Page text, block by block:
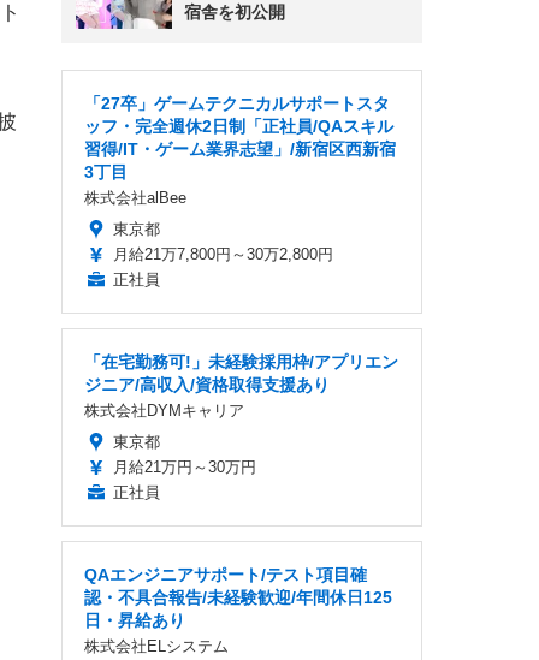
宿舎を初公開
「27卒」ゲームテクニカルサポートスタ
ッフ・完全週休2日制「正社員/QAスキル
習得/IT・ゲーム業界志望」/新宿区西新宿
3丁目
株式会社alBee
東京都
月給21万7,800円～30万2,800円
正社員
「在宅勤務可!」未経験採用枠/アプリエン
ジニア/高収入/資格取得支援あり
株式会社DYMキャリア
東京都
月給21万円～30万円
正社員
QAエンジニアサポート/テスト項目確
認・不具合報告/未経験歓迎/年間休日125
日・昇給あり
株式会社ELシステム